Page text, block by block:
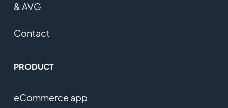
& AVG
Contact
PRODUCT
eCommerce app